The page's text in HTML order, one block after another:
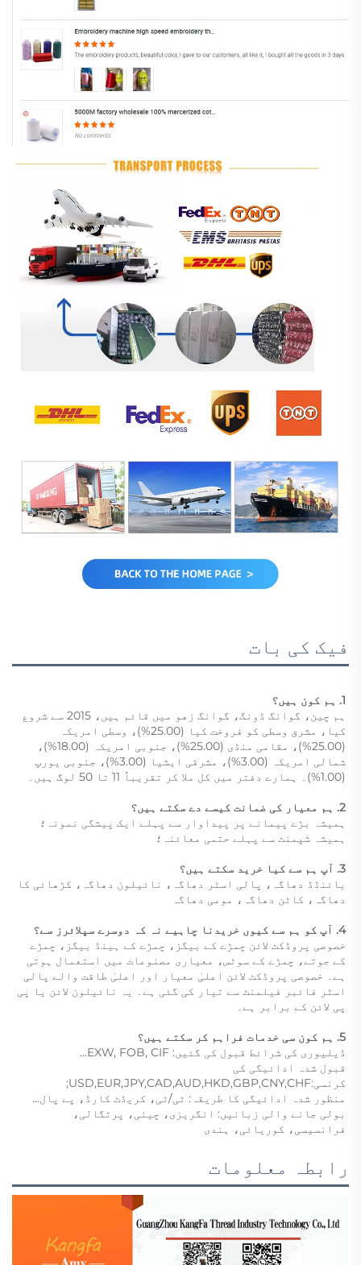
فیک کی بات
1. ہم کون ہیں؟
(1.00%)۔ ہمارے دفتر میں کل ملا کر تقریباً 11 تا 50 لوگ ہیں۔
2. ہم معیار کی ضمانت کیسے دے سکتے ہیں؟
ہمیشہ بڑے پیمانے پر پیداوار سے پہلے ایک پیشگی نمونہ؛
ہمیشہ شپمنٹ سے پہلے حتمی معائنہ؛
3. آپ ہم سے کیا خرید سکتے ہیں؟
دھاگہ، کاٹن دھاگہ، مومی دھاگہ
4. آپ کو ہم سے کیوں خریدنا چاہیے نہ کہ دوسرے سپلائرز سے؟
پی لائن کے برابر ہے۔
5. ہم کون سی خدمات فراہم کر سکتے ہیں؟
ڈیلیوری کی شرائط قبول کی گئیں: EXW, FOB, CIF...
کرنسی:USD,EUR,JPY,CAD,AUD,HKD,GBP,CNY,CHF;
منظور شدہ ادائیگی کا طریقہ: ٹی/ٹی، کریڈٹ کارڈ، پے پال...
فرانسیسی، کوریائی، ہندی
رابطہ معلومات